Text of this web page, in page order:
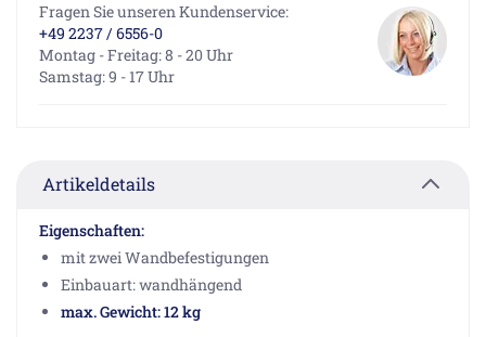
Fragen Sie unseren Kundenservice:
+49 2237 / 6556-0
Montag - Freitag: 8 - 20 Uhr
Samstag: 9 - 17 Uhr
Artikeldetails
Eigenschaften:
mit zwei Wandbefestigungen
Einbauart: wandhängend
max. Gewicht: 12 kg